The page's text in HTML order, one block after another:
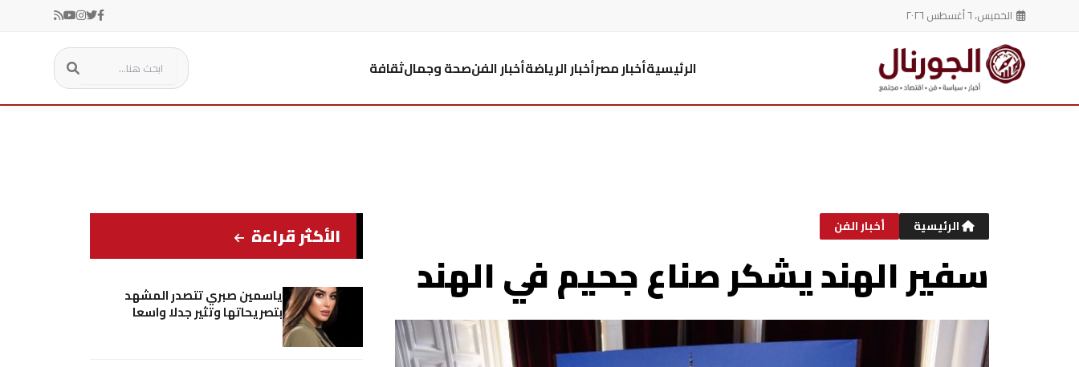
الخميس، ٦ أغسطس ٢٠٢٦
الرئيسيةأخبار مصرأخبار الرياضةأخبار الفنصحة وجمالثقافة
الرئيسية أخبار الفن
سفير الهند يشكر صناع جحيم في الهند
الأكثر قراءة
ياسمين صبري تتصدر المشهد
بتصريحاتها وتثير جدلا واسعا